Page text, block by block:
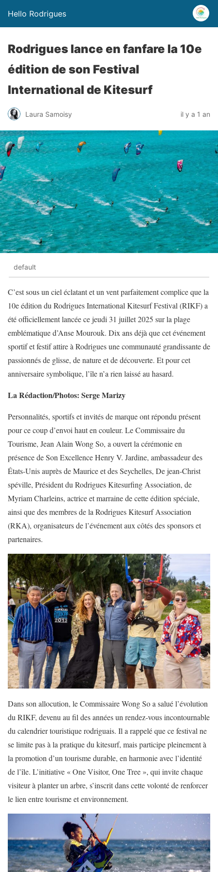
Hello Rodrigues
Rodrigues lance en fanfare la 10e
édition de son Festival
International de Kitesurf
Laura Samoisy il y a 1 an
default
C’est sous un ciel éclatant et un vent parfaitement complice que la
10e édition du Rodrigues International Kitesurf Festival (RIKF) a
été officiellement lancée ce jeudi 31 juillet 2025 sur la plage
emblématique d’Anse Mourouk. Dix ans déjà que cet événement
sportif et festif attire à Rodrigues une communauté grandissante de
passionnés de glisse, de nature et de découverte. Et pour cet
anniversaire symbolique, l’île n’a rien laissé au hasard.
La Rédaction/Photos: Serge Marizy
Personnalités, sportifs et invités de marque ont répondu présent
pour ce coup d’envoi haut en couleur. Le Commissaire du
Tourisme, Jean Alain Wong So, a ouvert la cérémonie en
présence de Son Excellence Henry V. Jardine, ambassadeur des
États-Unis auprès de Maurice et des Seychelles, De jean-Christ
spéville, Président du Rodrigues Kitesurfing Association, de
Myriam Charleins, actrice et marraine de cette édition spéciale,
ainsi que des membres de la Rodrigues Kitesurf Association
(RKA), organisateurs de l’événement aux côtés des sponsors et
partenaires.
Dans son allocution, le Commissaire Wong So a salué l’évolution
du RIKF, devenu au fil des années un rendez-vous incontournable
du calendrier touristique rodriguais. Il a rappelé que ce festival ne
se limite pas à la pratique du kitesurf, mais participe pleinement à
la promotion d’un tourisme durable, en harmonie avec l’identité
de l’île. L’initiative « One Visitor, One Tree », qui invite chaque
visiteur à planter un arbre, s’inscrit dans cette volonté de renforcer
le lien entre tourisme et environnement.